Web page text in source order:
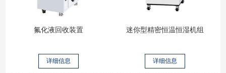
氟化液回收装置
详细信息
迷你型精密恒温恒湿机组
详细信息